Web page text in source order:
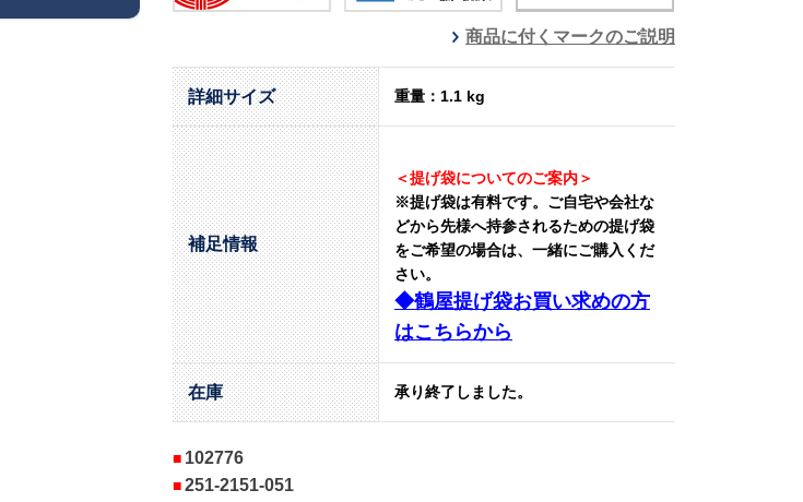
商品に付くマークのご説明
詳細サイズ 重量：1.1 kg
補足情報
＜提げ袋についてのご案内＞
※提げ袋は有料です。 ご自宅や会社な
どから先様へ持参されるための提げ袋
をご希望の場合は、一緒にご購入くだ
さい。
◆鶴屋提げ袋お買い求めの方
はこちらから
在庫 承り終了しました。
102776
251-2151-051